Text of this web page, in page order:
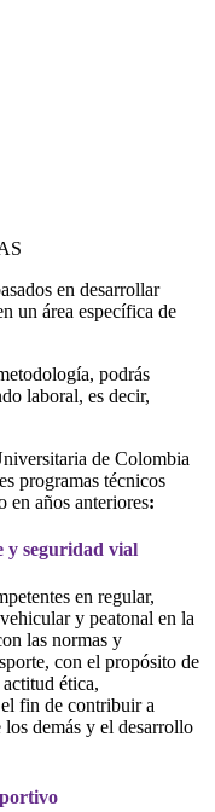
en desarrollar
un área específica de
podrás
laboral, es decir,
de Colombia
programas técnicos
en años anteriores:
y seguridad vial
en regular,
y peatonal en la
las normas y
con el propósito de
ética,
fin de contribuir a
demás y el desarrollo